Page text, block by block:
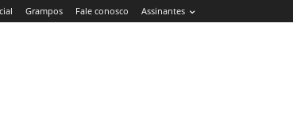
Grampos Fale conosco Assinantes